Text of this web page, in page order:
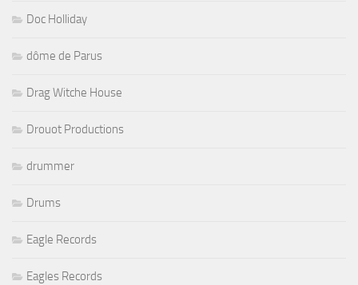
Doc Holliday
dôme de Parus
Drag Witche House
Drouot Productions
drummer
Drums
Eagle Records
Eagles Records